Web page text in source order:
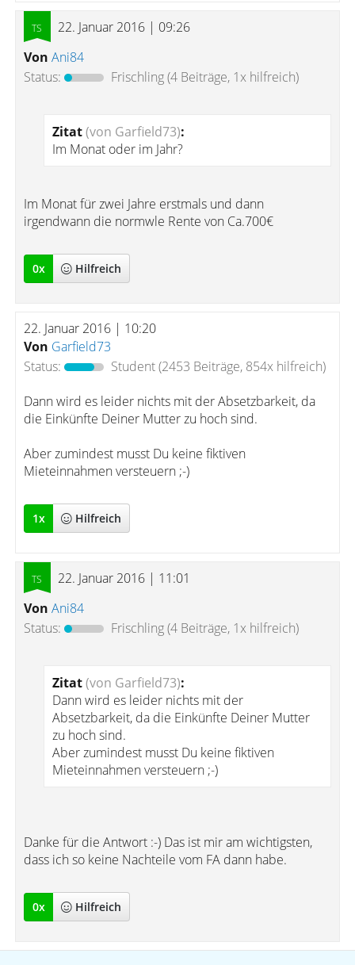
22. Januar 2016 | 09:26
Von Ani84
Status:
Frischling(4 Beiträge, 1x hilfreich)
Zitat(von Garfield73):
Im Monat oder im Jahr?
Im Monat für zwei Jahre erstmals und dann
irgendwann die normwle Rente von Ca.700€
0x Hilfreich
22. Januar 2016 | 10:20
Von Garfield73
Status:
Student(2453 Beiträge, 854x hilfreich)
Dann wird es leider nichts mit der Absetzbarkeit, da
die Einkünfte Deiner Mutter zu hoch sind.
Aber zumindest musst Du keine fiktiven
Mieteinnahmen versteuern ;-)
1x Hilfreich
22. Januar 2016 | 11:01
Von Ani84
Status:
Frischling(4 Beiträge, 1x hilfreich)
Zitat(von Garfield73):
Dann wird es leider nichts mit der
Absetzbarkeit, da die Einkünfte Deiner Mutter
zu hoch sind.
Aber zumindest musst Du keine fiktiven
Mieteinnahmen versteuern ;-)
Danke für die Antwort :-) Das ist mir am wichtigsten,
dass ich so keine Nachteile vom FA dann habe.
0x Hilfreich